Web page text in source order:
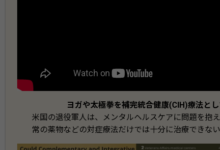
ヨガや太極拳を補完統合健康(CIH)療法と
米国の退役軍人は、メンタルヘルスケアに問題を抱
常の薬物などの対症療法だけでは十分に治療できない